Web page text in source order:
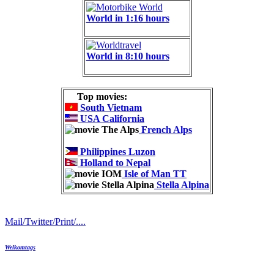
World in 1:16 hours
World in 8:10 hours
Top movies:
South Vietnam
USA California
French Alps
Philippines Luzon
Holland to Nepal
Isle of Man TT
Stella Alpina
Mail/Twitter/Print/....
Welkomtags